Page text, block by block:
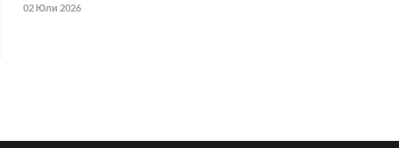
02 Юли 2026